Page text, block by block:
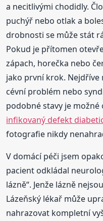
a necitlivými chodidly.
puchýř nebo otlak a
drobnosti se může stát
Pokud je přítomen
zápach, horečka nebo
jako první krok. Nejdříve
cévní problém nebo
podobné stavy je
infikovaný defekt
fotografie nikdy
V domácí péči jsem
pacient odkládal
lázně“. Jenže lázně
Lázeňský lékař může
nahrazovat kompletní